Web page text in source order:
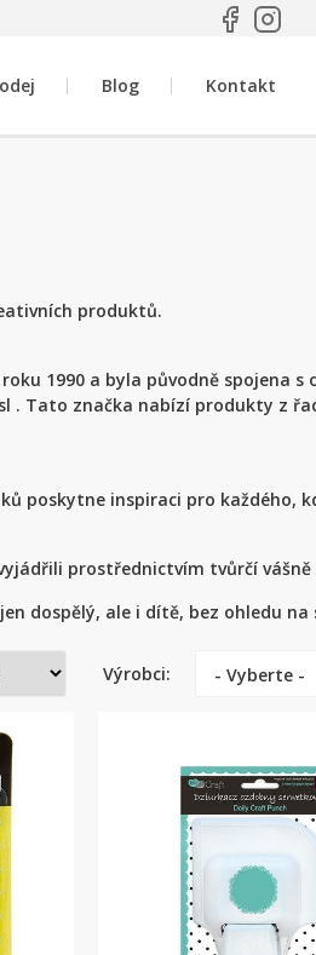
Blog Kontakt
produktů.
1990 a byla původně spojena
. Tato značka nabízí produkty z
poskytne inspiraci pro každého,
prostřednictvím tvůrčí
dospělý, ale i dítě, bez ohledu
Výrobci: - Vyberte -